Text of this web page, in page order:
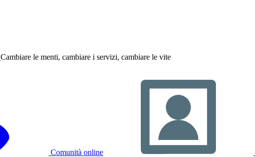
Cambiare le menti, cambiare i servizi, cambiare le vite
Comunità online